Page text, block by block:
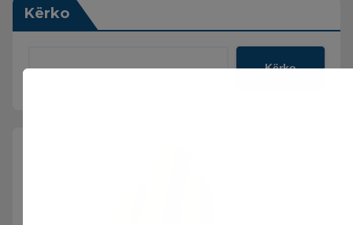
Kërko
Kërko